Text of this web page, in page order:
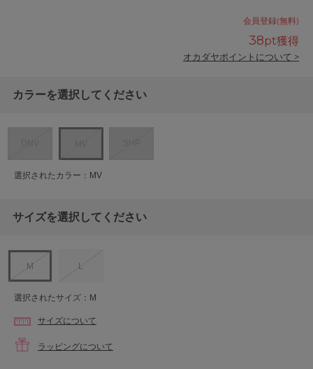
会員登録(無料)
38pt獲得
オカダヤポイントについて >
カラーを選択してください
選択されたカラー：MV
サイズを選択してください
M L
選択されたサイズ：M
サイズについて
ラッピングについて